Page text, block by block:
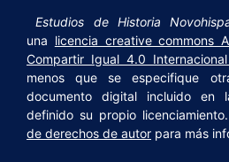
Estudios de Historia
una licencia creative commons
Compartir Igual 4.0
menos que se especifique
documento digital incluido en
definido su propio
de derechos de autor para más